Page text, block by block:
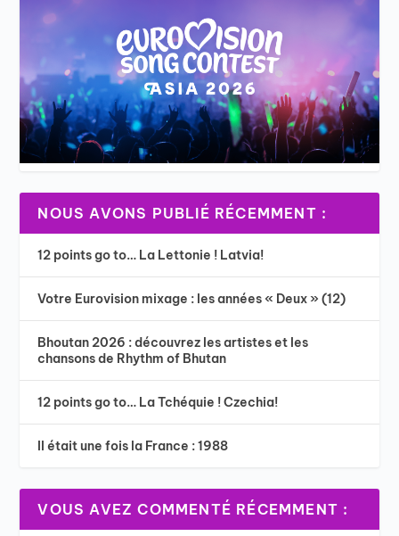
NOUS AVONS PUBLIÉ RÉCEMMENT :
12 points go to… La Lettonie ! Latvia!
Votre Eurovision mixage : les années « Deux » (12)
Bhoutan 2026 : découvrez les artistes et les
chansons de Rhythm of Bhutan
12 points go to… La Tchéquie ! Czechia!
Il était une fois la France : 1988
VOUS AVEZ COMMENTÉ RÉCEMMENT :